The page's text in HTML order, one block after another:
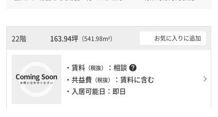
おりますので、地震対策を検討されている方にオススメです。土
日・祝日も利用可能になりますので自由に出入りが出来ます。駐車
の待ち時間があまりかかりません。
22階 163.94坪 （541.98m²） お気に入りに追加
・賃料 （税抜） ：相談 help
・共益費 （税抜）
：賃料に含む
・入居可能日：即日